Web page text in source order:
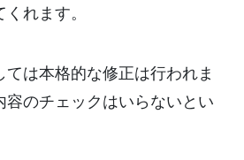
れます。
ては本格的な修正は行われま
のチェックはいらないとい